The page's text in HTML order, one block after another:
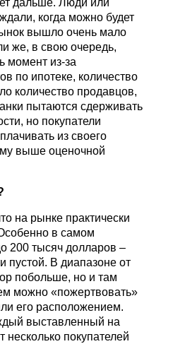
дальше. Люди или
когда можно будет
вышло очень мало
же, в свою очередь,
момент из-за
по ипотеке, количество
количество продавцов,
пытаются сдерживать
но покупатели
из своего
выше оценочной
на рынке практически
в самом
200 тысяч долларов –
пустой. В диапазоне от
побольше, но и там
можно «пожертвовать»
его расположением.
выставленный на
покупателей